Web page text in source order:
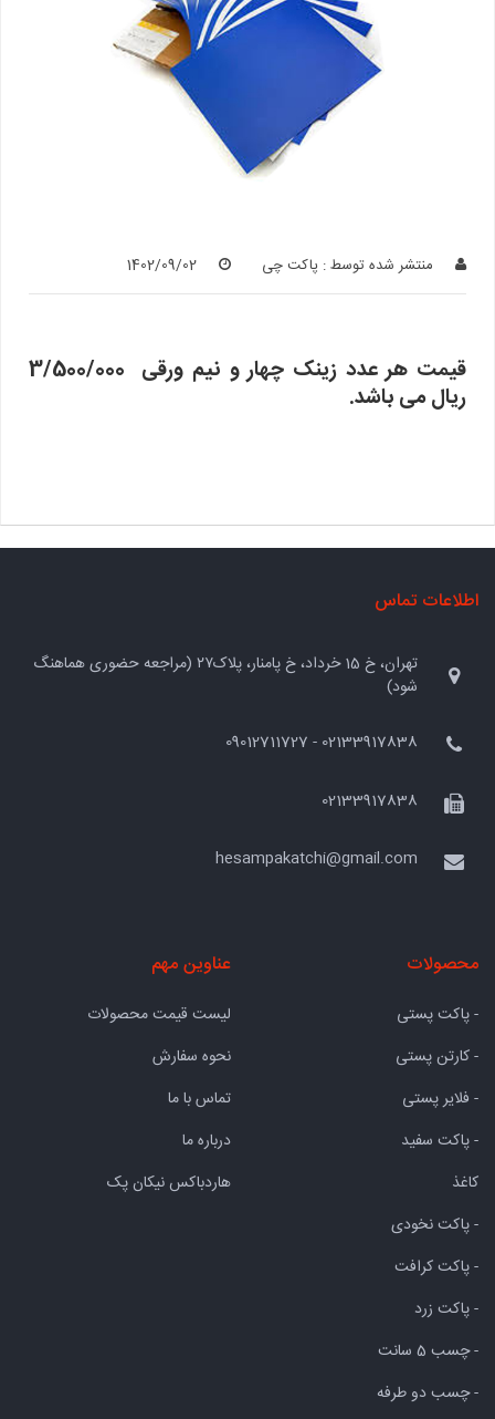
منتشر شده توسط : پاکت چی 1402/09/02
قیمت هر عدد زینک چهار و نیم ورقی 3/500/000
ریال می باشد.
اطلاعات تماس
تهران، خ 15 خرداد، خ پامنار، پلاک۲۷ (مراجعه حضوری هماهنگ
شود)
02133917838 - 09012711727
02133917838
hesampakatchi@gmail.com
محصولات
- پاکت پستی
- کارتن پستی
- فلایر پستی
- پاکت سفید
کاغذ
- پاکت نخودی
- پاکت کرافت
- پاکت زرد
- چسب 5 سانت
- چسب دو طرفه
عناوین مهم
لیست قیمت محصولات
نحوه سفارش
تماس با ما
درباره ما
هاردباکس نیکان پک